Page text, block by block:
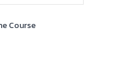
Course